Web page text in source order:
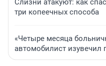
Слизни атакуют: как
три копеечных способа
«Четыре месяца
автомобилист изувечил